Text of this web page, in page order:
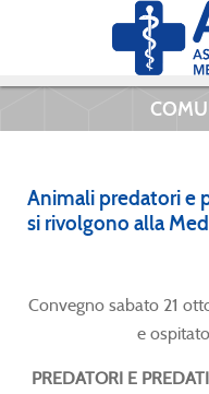
Animali predatori e
si rivolgono alla
Convegno sabato 21
e
PREDATORI E